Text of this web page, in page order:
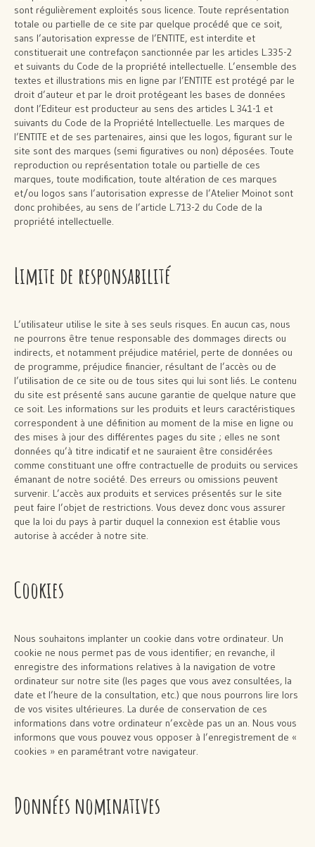
sont régulièrement exploités sous licence. Toute représentation
totale ou partielle de ce site par quelque procédé que ce soit,
sans l’autorisation expresse de l’ENTITE, est interdite et
constituerait une contrefaçon sanctionnée par les articles L.335-2
et suivants du Code de la propriété intellectuelle. L’ensemble des
textes et illustrations mis en ligne par l’ENTITE est protégé par le
droit d’auteur et par le droit protégeant les bases de données
dont l’Editeur est producteur au sens des articles L 341-1 et
suivants du Code de la Propriété Intellectuelle. Les marques de
l’ENTITE et de ses partenaires, ainsi que les logos, figurant sur le
site sont des marques (semi figuratives ou non) déposées. Toute
reproduction ou représentation totale ou partielle de ces
marques, toute modification, toute altération de ces marques
et/ou logos sans l’autorisation expresse de l’Atelier Moinot sont
donc prohibées, au sens de l’article L.713-2 du Code de la
propriété intellectuelle.
Limite de responsabilité
L’utilisateur utilise le site à ses seuls risques. En aucun cas, nous
ne pourrons être tenue responsable des dommages directs ou
indirects, et notamment préjudice matériel, perte de données ou
de programme, préjudice financier, résultant de l’accès ou de
l’utilisation de ce site ou de tous sites qui lui sont liés. Le contenu
du site est présenté sans aucune garantie de quelque nature que
ce soit. Les informations sur les produits et leurs caractéristiques
correspondent à une définition au moment de la mise en ligne ou
des mises à jour des différentes pages du site ; elles ne sont
données qu’à titre indicatif et ne sauraient être considérées
comme constituant une offre contractuelle de produits ou services
émanant de notre société. Des erreurs ou omissions peuvent
survenir. L’accès aux produits et services présentés sur le site
peut faire l’objet de restrictions. Vous devez donc vous assurer
que la loi du pays à partir duquel la connexion est établie vous
autorise à accéder à notre site.
Cookies
Nous souhaitons implanter un cookie dans votre ordinateur. Un
cookie ne nous permet pas de vous identifier; en revanche, il
enregistre des informations relatives à la navigation de votre
ordinateur sur notre site (les pages que vous avez consultées, la
date et l’heure de la consultation, etc.) que nous pourrons lire lors
de vos visites ultérieures. La durée de conservation de ces
informations dans votre ordinateur n’excède pas un an. Nous vous
informons que vous pouvez vous opposer à l’enregistrement de «
cookies » en paramétrant votre navigateur.
Données nominatives